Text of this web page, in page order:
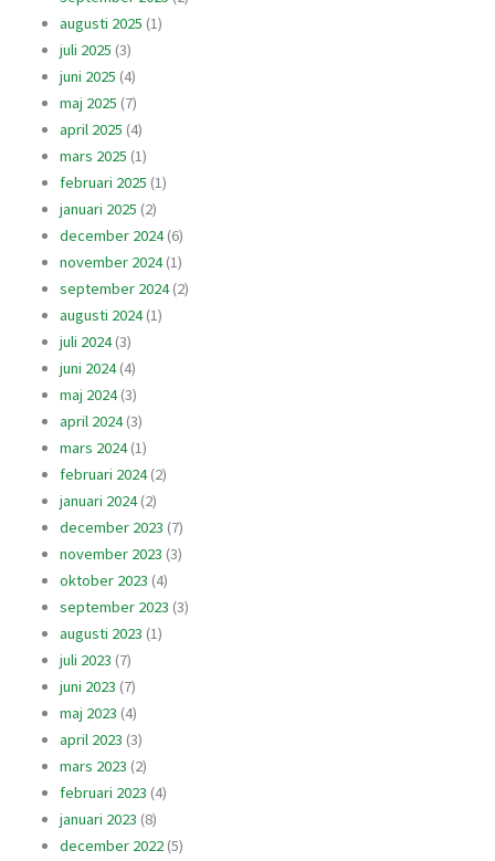
augusti 2025 (1)
juli 2025 (3)
juni 2025 (4)
maj 2025 (7)
april 2025 (4)
mars 2025 (1)
februari 2025 (1)
januari 2025 (2)
december 2024(6)
november 2024(1)
september 2024(2)
augusti 2024(1)
juli 2024(3)
juni 2024(4)
maj 2024(3)
april 2024(3)
mars 2024(1)
februari 2024(2)
januari 2024(2)
december 2023 (7)
november 2023 (3)
oktober 2023 (4)
september 2023 (3)
augusti 2023 (1)
juli 2023 (7)
juni 2023 (7)
maj 2023 (4)
april 2023 (3)
mars 2023 (2)
februari 2023 (4)
januari 2023 (8)
december 2022(5)